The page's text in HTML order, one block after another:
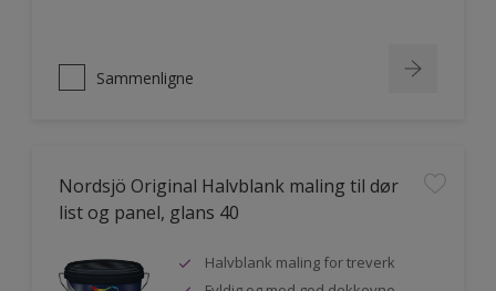
Sammenligne
Nordsjö Original Halvblank maling til dør
list og panel, glans 40
Halvblank maling for treverk